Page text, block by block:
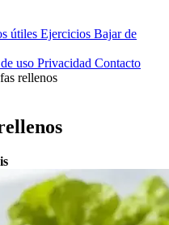
útiles Ejercicios Bajar de
uso Privacidad Contacto
rellenos